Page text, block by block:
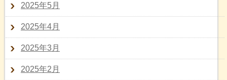
2025年5月
2025年4月
2025年3月
2025年2月